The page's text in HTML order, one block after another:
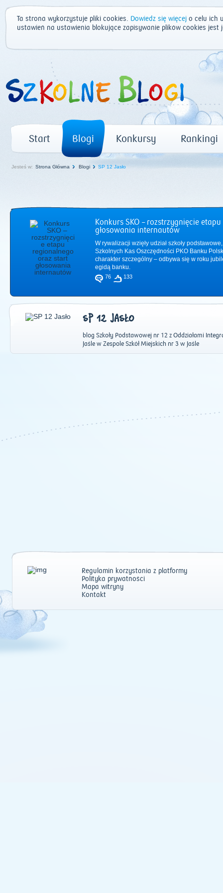
Ta strona wykorzystuje pliki cookies. Dowiedz się więcej o celu ich
ustawień na ustawienia blokujące zapisywanie plików cookies
Start Blogi Konkursy Rankingi
Jesteś w: Strona Główna Blogi SP 12 Jasło
Konkurs SKO – rozstrzygnięcie
głosowania internautów
W rywalizacji wzięły udział szkoły
Szkolnych Kas Oszczędności PKO Banku
charakter szczególny – odbywa się w roku
egidą banku.
76 133
SP 12 JASŁO
blog Szkoły Podstawowej nr 12 z Oddziałami
Jaśle w Zespole Szkół Miejskich nr 3 w Jaśle
Regulamin korzystania z platformy
Polityka prywatności
Mapa witryny
Kontakt